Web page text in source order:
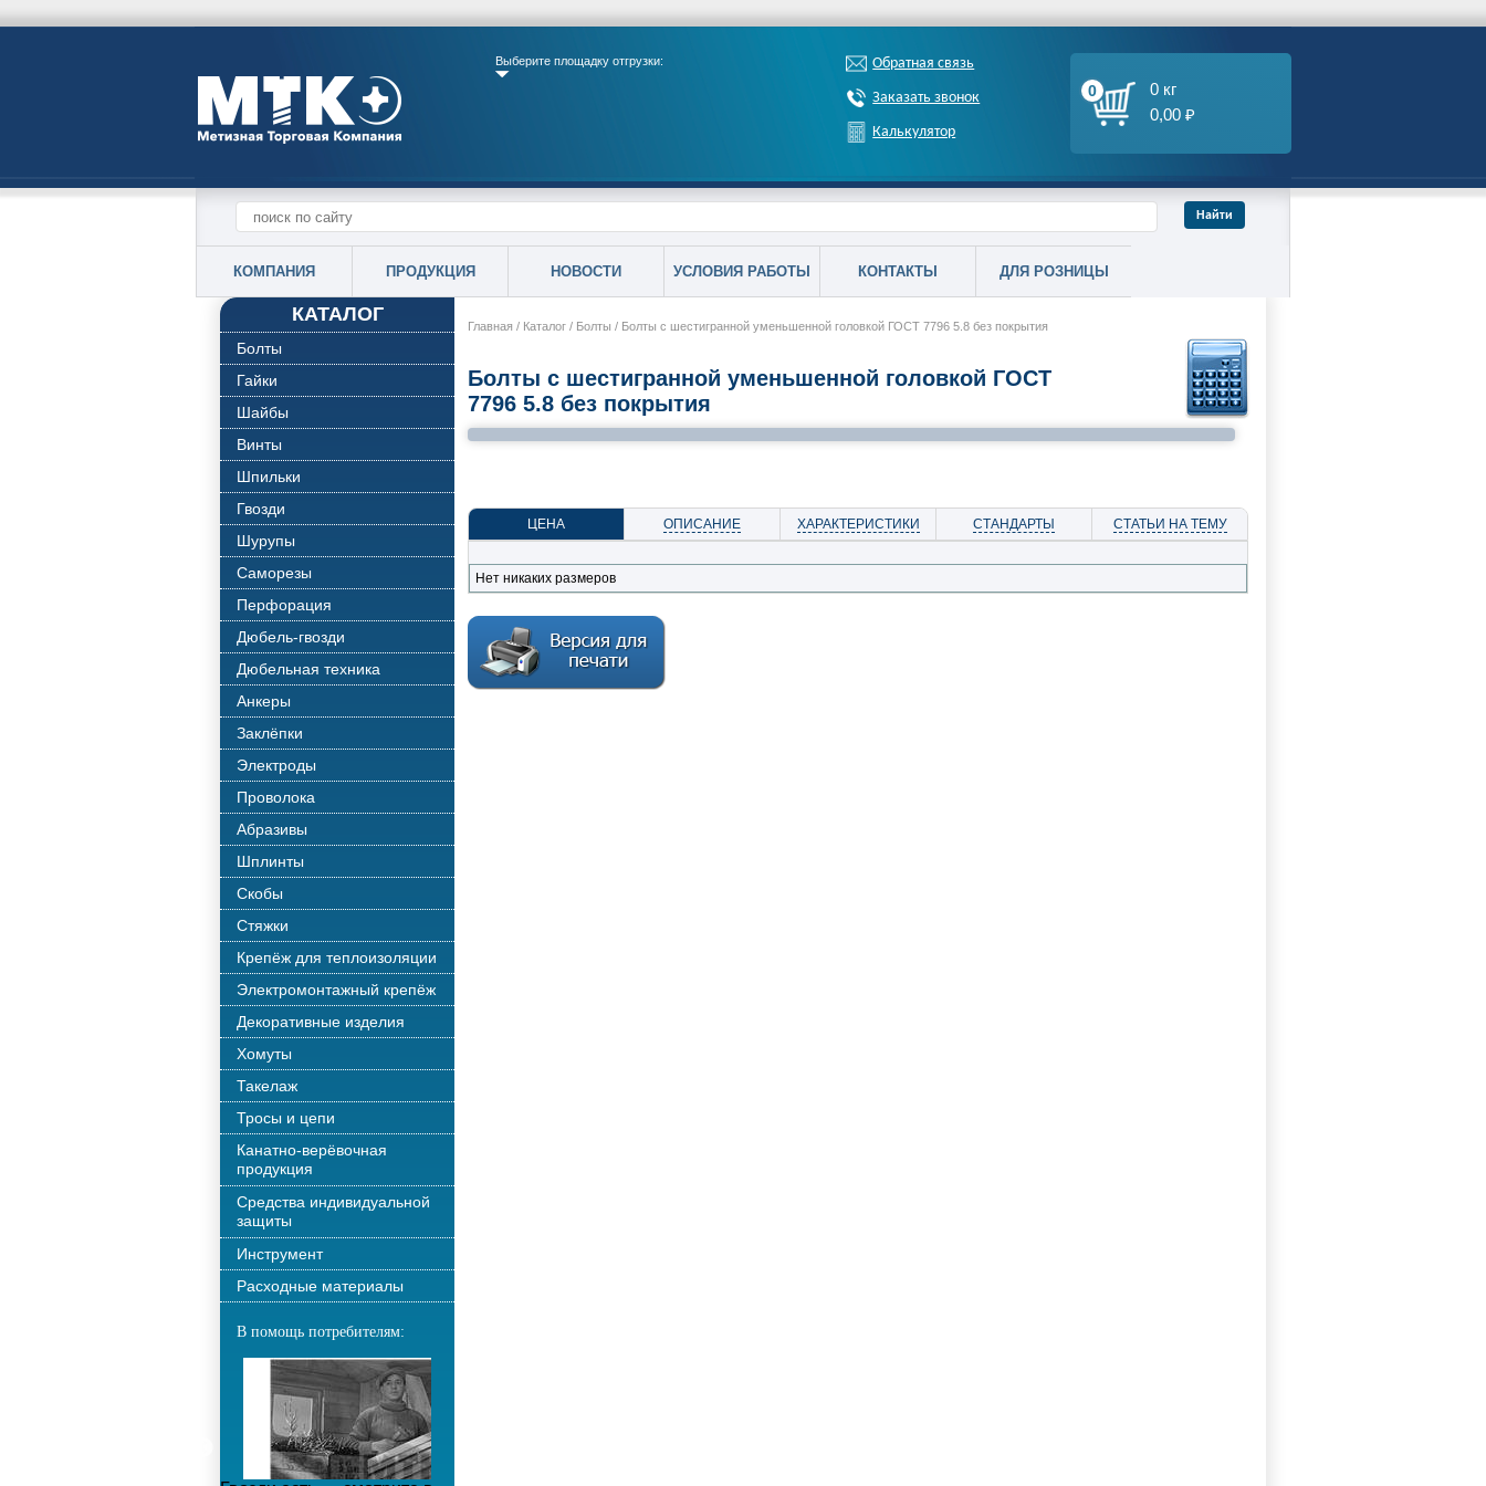
Выберите площадку отгрузки: Обратная связь
Заказать звонок
Калькулятор
0
0 кг
0,00 ₽
КОМПАНИЯ ПРОДУКЦИЯ НОВОСТИ УСЛОВИЯ РАБОТЫ КОНТАКТЫ ДЛЯ РОЗНИЦЫ
КАТАЛОГ
Болты
Гайки
Шайбы
Винты
Шпильки
Гвозди
Шурупы
Саморезы
Перфорация
Дюбель-гвозди
Дюбельная техника
Анкеры
Заклёпки
Электроды
Проволока
Абразивы
Шплинты
Скобы
Стяжки
Крепёж для теплоизоляции
Электромонтажный крепёж
Декоративные изделия
Хомуты
Такелаж
Тросы и цепи
Канатно-верёвочная
продукция
Средства индивидуальной
защиты
Инструмент
Расходные материалы
В помощь потребителям:
Главная / Каталог / Болты / Болты с шестигранной уменьшенной головкой ГОСТ 7796 5.8 без покрытия
Болты с шестигранной уменьшенной головкой ГОСТ
7796 5.8 без покрытия
ЦЕНА ОПИСАНИЕ ХАРАКТЕРИСТИКИ СТАНДАРТЫ СТАТЬИ НА ТЕМУ
Нет никаких размеров